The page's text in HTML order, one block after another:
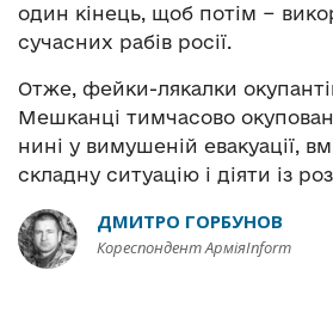
один кінець, щоб потім −
сучасних рабів росії.
Отже, фейки-лякалки
Мешканці тимчасово
нині у вимушеній евакуації,
складну ситуацію і діяти із
ДМИТРО ГОРБУНОВ
Кореспондент АрміяInform